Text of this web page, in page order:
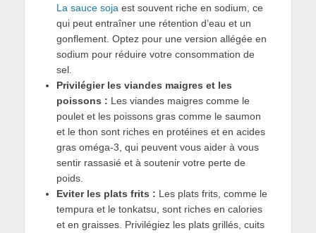
La sauce soja est souvent riche en sodium, ce
qui peut entraîner une rétention d’eau et un
gonflement. Optez pour une version allégée en
sodium pour réduire votre consommation de
sel.
Privilégier les viandes maigres et les
poissons : Les viandes maigres comme le
poulet et les poissons gras comme le saumon
et le thon sont riches en protéines et en acides
gras oméga-3, qui peuvent vous aider à vous
sentir rassasié et à soutenir votre perte de
poids.
Eviter les plats frits : Les plats frits, comme le
tempura et le tonkatsu, sont riches en calories
et en graisses. Privilégiez les plats grillés, cuits